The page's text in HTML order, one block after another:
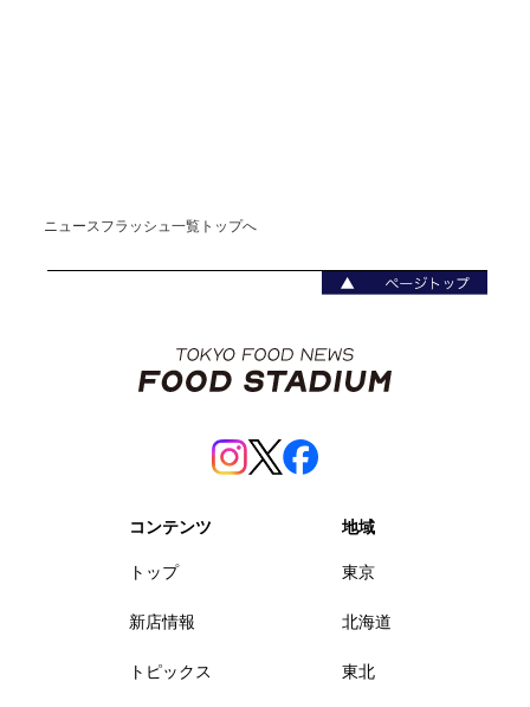
ニュースフラッシュ一覧トップへ
コンテンツ
トップ
新店情報
トピックス
地域
東京
北海道
東北